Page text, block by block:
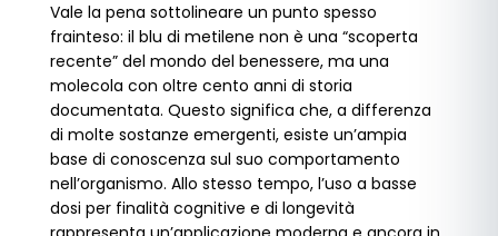
Vale la pena sottolineare un punto spesso
frainteso: il blu di metilene non è una “scoperta
recente” del mondo del benessere, ma una
molecola con oltre cento anni di storia
documentata. Questo significa che, a differenza
di molte sostanze emergenti, esiste un’ampia
base di conoscenza sul suo comportamento
nell’organismo. Allo stesso tempo, l’uso a basse
dosi per finalità cognitive e di longevità